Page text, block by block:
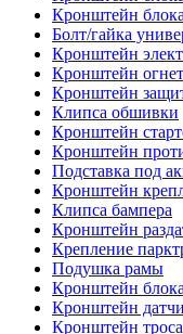
Кронштейн
Болт/гайка
Кронштейн
Кронштейн
Кронштейн
Клипса обшивки
Кронштейн
Кронштейн
Подставка под
Кронштейн
Клипса бампера
Кронштейн
Крепление
Подушка рамы
Кронштейн
Кронштейн
Кронштейн